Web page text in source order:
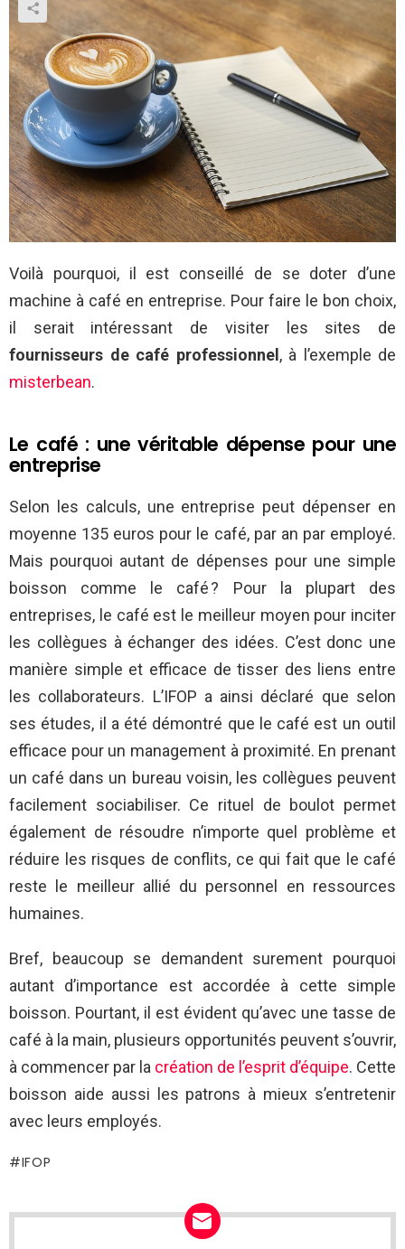
Voilà pourquoi, il est conseillé de se doter d’une
machine à café en entreprise. Pour faire le bon choix,
il serait intéressant de visiter les sites de
fournisseurs de café professionnel , à l’exemple de
misterbean.
Le café : une véritable dépense pour une
entreprise
Selon les calculs, une entreprise peut dépenser en
moyenne 135 euros pour le café, par an par employé.
Mais pourquoi autant de dépenses pour une simple
boisson comme le café ? Pour la plupart des
entreprises, le café est le meilleur moyen pour inciter
les collègues à échanger des idées. C’est donc une
manière simple et efficace de tisser des liens entre
les collaborateurs. L’IFOP a ainsi déclaré que selon
ses études, il a été démontré que le café est un outil
efficace pour un management à proximité. En prenant
un café dans un bureau voisin, les collègues peuvent
facilement sociabiliser. Ce rituel de boulot permet
également de résoudre n’importe quel problème et
réduire les risques de conflits, ce qui fait que le café
reste le meilleur allié du personnel en ressources
humaines.
Bref, beaucoup se demandent surement pourquoi
autant d’importance est accordée à cette simple
boisson. Pourtant, il est évident qu’avec une tasse de
café à la main, plusieurs opportunités peuvent s’ouvrir,
à commencer par la création de l’esprit d’équipe. Cette
boisson aide aussi les patrons à mieux s’entretenir
avec leurs employés.
IFOP